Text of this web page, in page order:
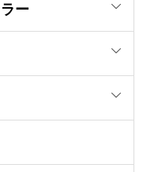
ー